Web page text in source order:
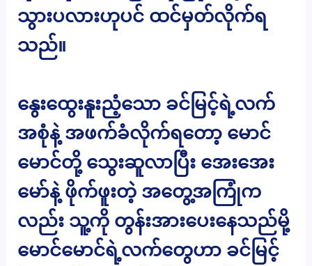
သွားပလားဟုပင် ထင်မှတ်လိုက်ရ
သည်။
နွေးထွေးနူးညံ့သော ခင်မြင့်ရဲ့လက်
အစုံနဲ့ အဖက်ခံလိုက်ရတော့ မောင်
မောင်တို့ သွေးဆူလာပြီး အေးအေး
မော်နဲ့ ဖိုက်ဖူးတဲ့ အတွေ့အကြုံက
လည်း သူ့ကို တွန်းအားပေးနေသည်မို့
မောင်မောင်ရဲ့လက်တွေဟာ ခင်မြင့်